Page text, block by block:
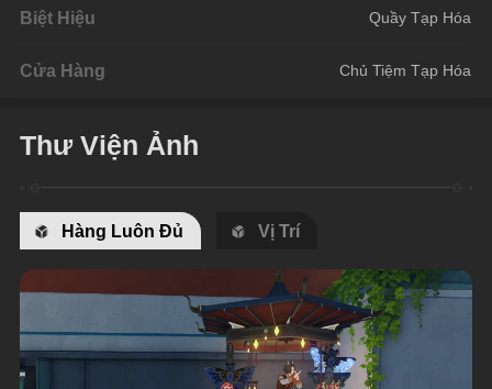
Biệt Hiệu Quầy Tạp Hóa
Cửa Hàng Chủ Tiệm Tạp Hóa
Thư Viện Ảnh
Hàng Luôn Đủ Vị Trí